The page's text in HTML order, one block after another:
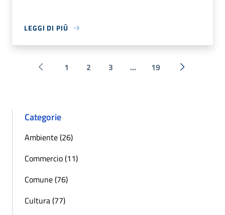
LEGGI DI PIÙ
Pagina precedente
1 2 3 ... 19 Successiva
Categorie
Ambiente (26)
Commercio (11)
Comune (76)
Cultura (77)